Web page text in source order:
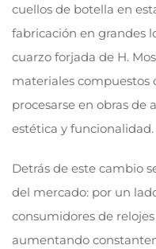
cuellos de botella en
fabricación en grandes
cuarzo forjada de H.
materiales compuestos
procesarse en obras
estética y funcionalidad.
Detrás de este cambio
del mercado: por un
consumidores de
aumentando